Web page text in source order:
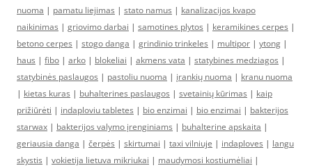
nuoma | pamatu liejimas | stato namus | kanalizacijos kvapo
naikinimas | griovimo darbai | samotines plytos | keramikines cerpes |
betono cerpes | stogo danga | grindinio trinkeles | multipor | ytong |
haus | fibo | arko | blokeliai | akmens vata | statybines medziagos |
statybinės paslaugos | pastoliu nuoma | įrankių nuoma | kranu nuoma
| kietas kuras | buhalterines paslaugos | svetainių kūrimas | kaip
prižiūrėti | indaploviu tabletes | bio enzimai | bio enzimai | bakterijos
starwax | bakterijos valymo įrenginiams | buhalterine apskaita |
geriausia danga | čerpės | skirtumai | taxi vilniuje | indaploves | langu
skystis | vokietija lietuva mikriukai | maudymosi kostiumėliai |